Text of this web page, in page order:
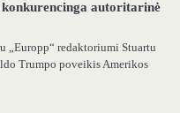
autoritarinė
„Europp“ redaktoriumi Stuartu
Trumpo poveikis Amerikos